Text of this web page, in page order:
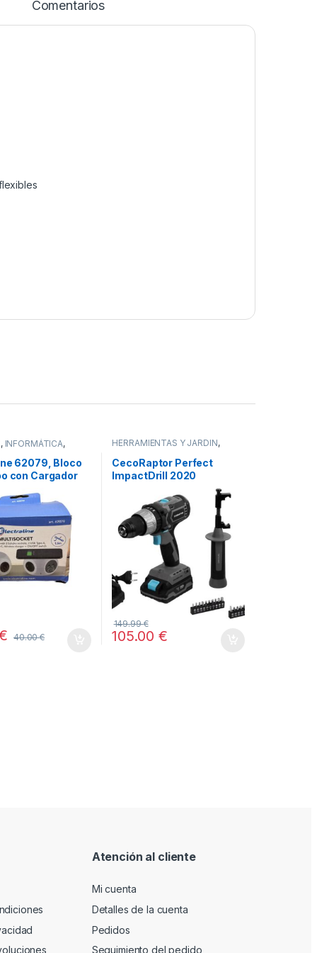
Comentarios
, INFORMÁTICA,
62079, Bloco
con Cargador
40.00€
HERRAMIENTAS Y JARDÍN,
DISTRIBUIDOR OFICIAL
TODOS
CecoRaptor Perfect
ImpactDrill 2020
105.00 €
149.99€
Atención al cliente
Mi cuenta
Detalles de la cuenta
Pedidos
Seguimiento del pedido